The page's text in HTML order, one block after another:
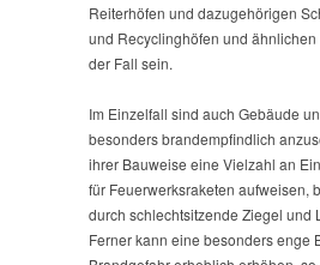
Reiterhöfen und dazugehörigen
und Recyclinghöfen und
der Fall sein.
Im Einzelfall sind auch Gebäude
bеsonders brandempfindlich
ihrer Bauweise eine Vielzahl an
für Feuerwerksraketen aufweisen,
durch schlechtsitzende Ziegel und
Ferner kann eine besonders enge